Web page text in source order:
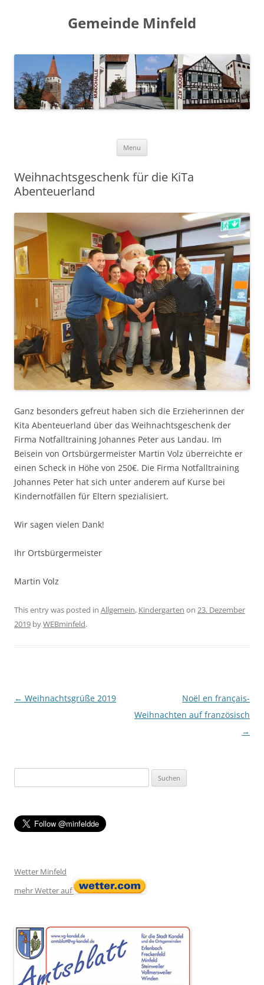
Gemeinde Minfeld
Menu
Weihnachtsgeschenk für die KiTa
Abenteuerland
Ganz besonders gefreut haben sich die Erzieherinnen der
Kita Abenteuerland über das Weihnachtsgeschenk der
Firma Notfalltraining Johannes Peter aus Landau. Im
Beisein von Ortsbürgermeister Martin Volz überreichte er
einen Scheck in Höhe von 250€. Die Firma Notfalltraining
Johannes Peter hat sich unter anderem auf Kurse bei
Kindernotfällen für Eltern spezialisiert.
Wir sagen vielen Dank!
Ihr Ortsbürgermeister
Martin Volz
This entry was posted in Allgemein, Kindergarten on 23. Dezember
2019 byWEBminfeld.
Post navigation
← Weihnachtsgrüße 2019
Noël en français-
Weihnachten auf französisch
→
nach:
Wetter Minfeld
mehr Wetter auf